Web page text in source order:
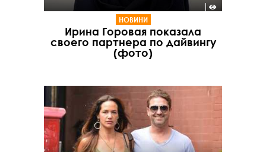
НОВИНИ
Ирина Горовая показала
своего партнера по дайвингу
(фото)